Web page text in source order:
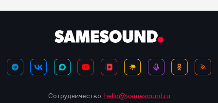
Сотрудничество: hello@samesound.ru